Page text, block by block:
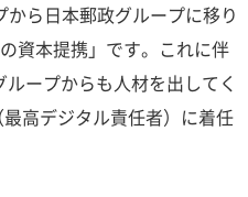
ら日本郵政グループに移り
資本提携」です。これに伴
ープからも人材を出してく
高デジタル責任者）に着任